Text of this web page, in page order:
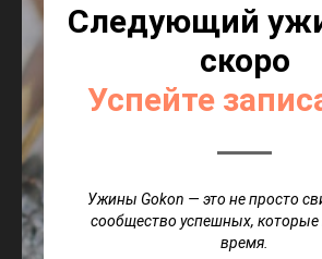
Следующий
скоро
Успейте
Ужины Gokon — это не просто
сообщество успешных, которые
время.